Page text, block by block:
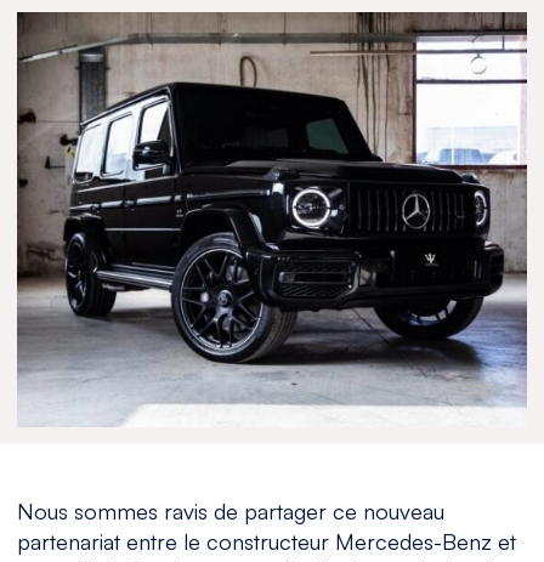
Nous sommes ravis de partager ce nouveau
partenariat entre le constructeur Mercedes-Benz et